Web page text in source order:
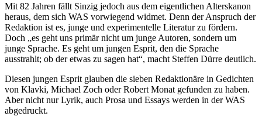
Mit 82 Jahren fällt Sinzig jedoch aus dem eigentlichen Alterskanon
heraus, dem sich WAS vorwiegend widmet. Denn der Anspruch der
Redaktion ist es, junge und experimentelle Literatur zu fördern.
Doch „es geht uns primär nicht um junge Autoren, sondern um
junge Sprache. Es geht um jungen Esprit, den die Sprache
ausstrahlt; ob der etwas zu sagen hat“, macht Steffen Dürre deutlich.
Diesen jungen Esprit glauben die sieben Redaktionäre in Gedichten
von Klavki, Michael Zoch oder Robert Monat gefunden zu haben.
Aber nicht nur Lyrik, auch Prosa und Essays werden in der WAS
abgedruckt.